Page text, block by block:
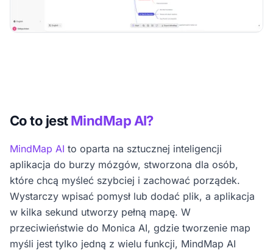
Co to jestMindMap AI?
MindMap AI to oparta na sztucznej inteligencji
aplikacja do burzy mózgów, stworzona dla osób,
które chcą myśleć szybciej i zachować porządek.
Wystarczy wpisać pomysł lub dodać plik, a aplikacja
w kilka sekund utworzy pełną mapę. W
przeciwieństwie do Monica AI, gdzie tworzenie map
myśli jest tylko jedną z wielu funkcji, MindMap AI